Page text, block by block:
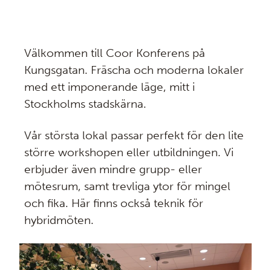
Välkommen till Coor Konferens på
Kungsgatan. Fräscha och moderna lokaler
med ett imponerande läge, mitt i
Stockholms stadskärna.
Vår största lokal passar perfekt för den lite
större workshopen eller utbildningen. Vi
erbjuder även mindre grupp- eller
mötesrum, samt trevliga ytor för mingel
och fika. Här finns också teknik för
hybridmöten.